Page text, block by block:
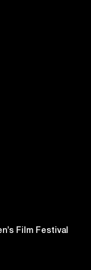
Film Festival